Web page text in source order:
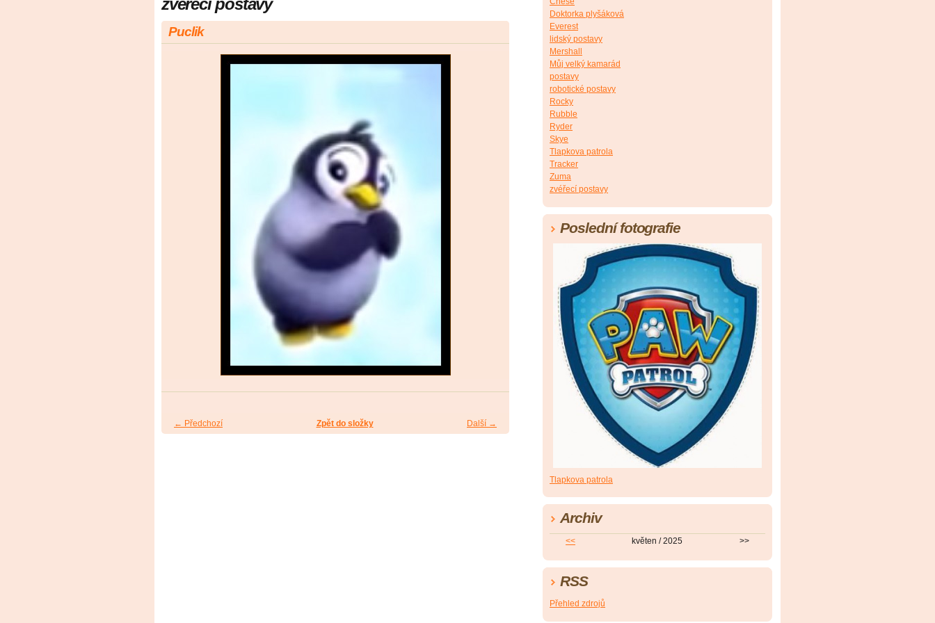
zvéřecí postavy
Puclik
← Předchozí Další →
Zpět do složky
Doktorka plyšáková
Everest
lidský postavy
Mershall
Můj velký kamarád
postavy
robotické postavy
Rocky
Rubble
Ryder
Skye
Tlapkova patrola
Tracker
Zuma
zvéřecí postavy
Poslední fotografie
Tlapkova patrola
Archiv
<< květen / 2025 >>
RSS
Přehled zdrojů